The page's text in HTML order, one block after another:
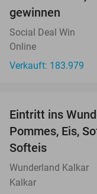
gewinnen
Social Deal Win
Online
Verkauft: 183.979
Eintritt ins
Pommes, Eis,
Softeis
Wunderland Kalkar
Kalkar